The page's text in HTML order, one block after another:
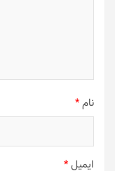
نام*
ایمیل*